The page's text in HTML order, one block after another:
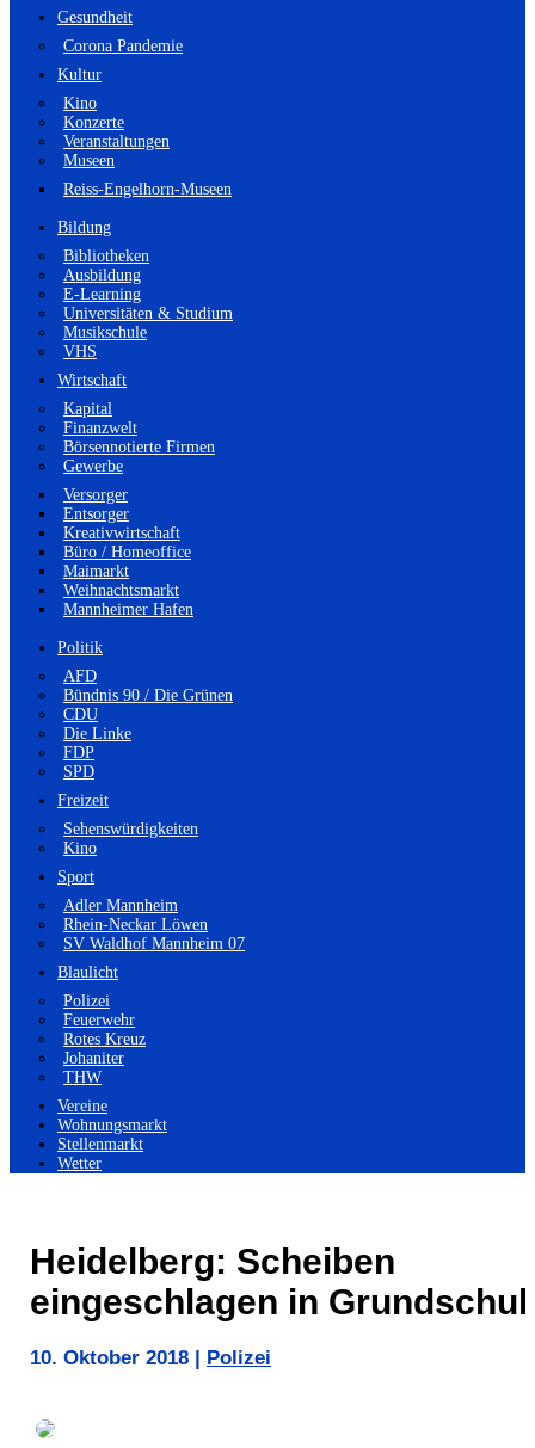
Gesundheit
Corona Pandemie
Kultur
Kino
Konzerte
Veranstaltungen
Museen
Reiss-Engelhorn-Museen
Bildung
Bibliotheken
Ausbildung
E-Learning
Universitäten & Studium
Musikschule
VHS
Wirtschaft
Kapital
Finanzwelt
Börsennotierte Firmen
Gewerbe
Versorger
Entsorger
Kreativwirtschaft
Büro / Homeoffice
Maimarkt
Weihnachtsmarkt
Mannheimer Hafen
Politik
AFD
Bündnis 90 / Die Grünen
CDU
Die Linke
FDP
SPD
Freizeit
Sehenswürdigkeiten
Kino
Sport
Adler Mannheim
Rhein-Neckar Löwen
SV Waldhof Mannheim 07
Blaulicht
Polizei
Feuerwehr
Rotes Kreuz
Johaniter
THW
Vereine
Wohnungsmarkt
Stellenmarkt
Wetter
Heidelberg: Scheiben
eingeschlagen in
10. Oktober 2018 Polizei